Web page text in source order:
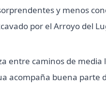
y menos
por el Arroyo del
entre caminos de
acompaña buena parte